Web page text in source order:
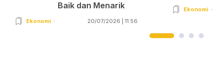
Baik dan Menarik
Ekonomi 20/07/2026 | 11:56
Ekonomi